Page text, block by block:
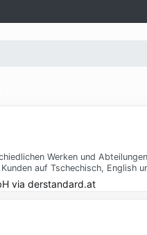
Werken und
auf Tschechisch, English
via derstandard.at